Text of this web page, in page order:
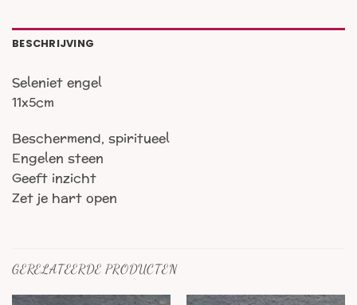
BESCHRIJVING
Seleniet engel
11x5cm
Beschermend, spiritueel
Engelen steen
Geeft inzicht
Zet je hart open
GERELATEERDE PRODUCTEN